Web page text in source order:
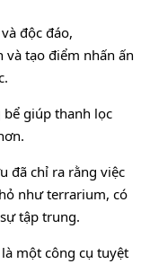
độc đáo,
tạo điểm nhấn ấn
giúp thanh lọc
đã chỉ ra rằng việc
như terrarium, có
tập trung.
một công cụ tuyệt